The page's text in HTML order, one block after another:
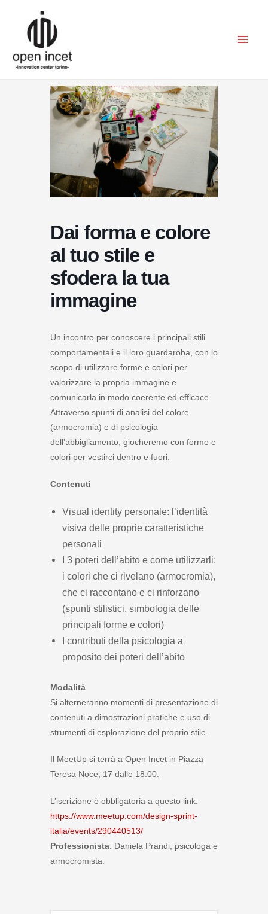
contenuto
Dai forma e colore
al tuo stile e
sfodera la tua
immagine
Un incontro per conoscere i principali stili
comportamentali e il loro guardaroba, con lo
scopo di utilizzare forme e colori per
valorizzare la propria immagine e
comunicarla in modo coerente ed efficace.
Attraverso spunti di analisi del colore
(armocromia) e di psicologia
dell’abbigliamento, giocheremo con forme e
colori per vestirci dentro e fuori.
Contenuti
Visual identity personale: l’identità
visiva delle proprie caratteristiche
personali
I 3 poteri dell’abito e come utilizzarli:
i colori che ci rivelano (armocromia),
che ci raccontano e ci rinforzano
(spunti stilistici, simbologia delle
principali forme e colori)
I contributi della psicologia a
proposito dei poteri dell’abito
Modalità
Si alterneranno momenti di presentazione di
contenuti a dimostrazioni pratiche e uso di
strumenti di esplorazione del proprio stile.
Il MeetUp si terrà a Open Incet in Piazza
Teresa Noce, 17 dalle 18.00.
L’iscrizione è obbligatoria a questo link:
https://www.meetup.com/design-sprint-
italia/events/290440513/
Professionista: Daniela Prandi, psicologa e
armocromista.